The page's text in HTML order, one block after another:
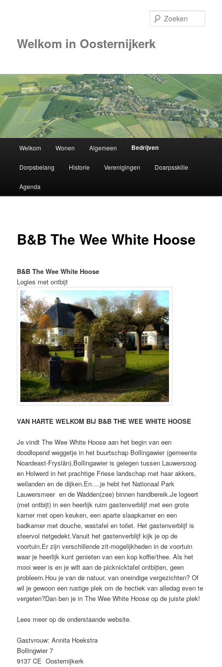
Welkom in Oosternijkerk
Spring
naar
de
inhoud
Welkom Wonen Algemeen Bedrijven
Dorpsbelang Historie Verenigingen Doarpsskille
Agenda
B&B The Wee White Hoose
B&B The Wee White Hoose
Logies met ontbijt
VAN HARTE WELKOM BIJ B&B THE WEE WHITE HOOSE
Je vindt The Wee White Hoose aan het begin van een
doodlopend weggetje in het buurtschap Bollingawier (gemeente
Noardeast-Fryslân).Bollingawier is gelegen tussen Lauwersoog
en Holwerd in het prachtige Friese landschap met haar akkers,
weilanden en de dijken.En….je hebt het Nationaal Park
Lauwersmeer en de Wadden(zee) binnen handbereik.Je logeert
(met ontbijt) in een heerlijk ruim gastenverblijf met een grote
kamer met open keuken, een aparte slaapkamer en een
badkamer met douche, wastafel en toilet. Het gastenverblijf is
sfeervol rietgedekt.Vanuit het gastenverblijf kijk je op de
voortuin.Er zijn verschillende zit-mogelijkheden in de voortuin
waar je heerlijk kunt genieten van een kop koffie/thee. Als het
mooi weer is en je wilt aan de picknicktafel ontbijten, geen
probleem.Hou je van de natuur, van oneindige vergezichten? Of
wil je gewoon een rustige plek om de hectiek van alledag even te
vergeten?Dan ben je in The Wee White Hoose op de juiste plek!
Lees meer op de onderstaande website.
Gastvrouw: Annita Hoekstra
Bollingwier 7
9137 CE Oosternijkerk